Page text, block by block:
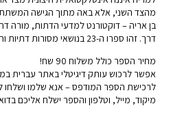
מהצד השני, אלא באה מתוך הגישה
בן אריה – דוקטורנט למדעי הדתות, מורה
דרך. זהו ספרו ה-23 בנושאי מסורות דתיות ורוחניות בארץ ובעולם.
מחיר הספר כולל משלוח 90 שח!
אפשר לרכוש עותק דיגיטלי באתר עברית במחיר
לרכישת הספר המודפס – אנא שלמו ושלחו
מיקוד, מייל, וטלפון והספר ישלח אליכם